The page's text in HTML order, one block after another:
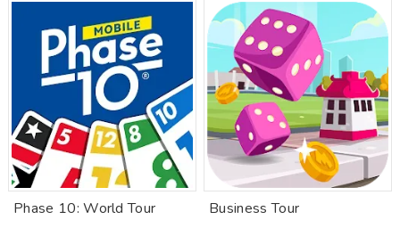
Phase 10: World Tour Business Tour